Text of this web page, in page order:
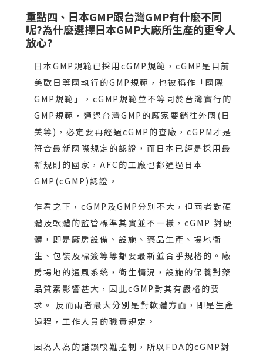
重點四、日本GMP跟台灣GMP有什麼不同
呢?為什麼選擇日本GMP大廠所生產的更令人
放心?
日本GMP規範已採用cGMP規範，cGMP是目前
美歐日等國執行的GMP規範，也被稱作「國際
GMP規範」，cGMP規範並不等同於台灣實行的
GMP規範，通過台灣GMP的廠家要銷往外國(日
美等)，必定要再經過cGMP的查廠，cGPM才是
符合最新國際規定的認證，而日本已經是採用最
新規則的國家，AFC的工廠也都通過日本
GMP(cGMP)認證。
乍看之下，cGMP及GMP分別不大，但兩者對硬
體及軟體的監管標準其實並不一樣，cGMP 對硬
體，即是廠房設備、設施、藥品生產、場地衛
生、包裝及標簽等等都要最新並合乎規格的。廠
房場地的通風系统，衛生情況，設施的保養對藥
品質素影響甚大，因此cGMP對其有嚴格的要
求。 反而兩者最大分別是對軟體方面，即是生產
過程，工作人員的職責規定。
因為人為的錯誤較難控制，所以FDA的cGMP對